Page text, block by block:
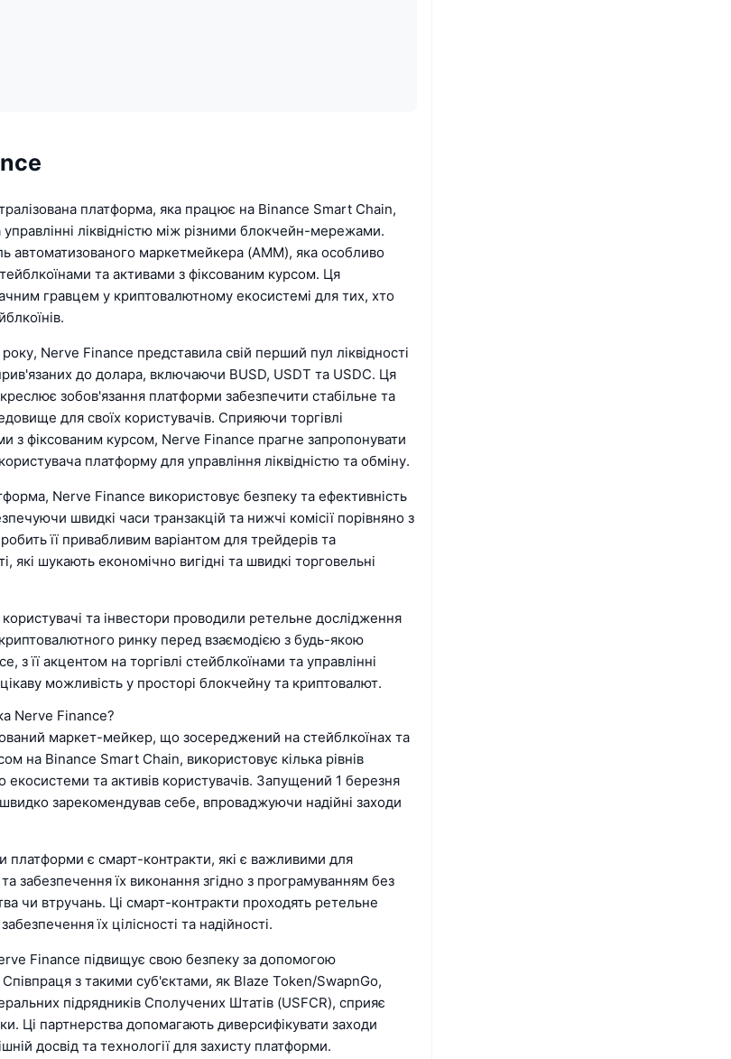
платформа, яка працює на Binance Smart Chain,
ліквідністю між різними блокчейн-мережами.
автоматизованого маркетмейкера (AMM), яка особливо
та активами з фіксованим курсом. Ця
гравцем у криптовалютному екосистемі для тих, хто
Nerve Finance представила свій перший пул ліквідності
до долара, включаючи BUSD, USDT та USDC. Ця
зобов'язання платформи забезпечити стабільне та
для своїх користувачів. Сприяючи торгівлі
з фіксованим курсом, Nerve Finance прагне запропонувати
платформу для управління ліквідністю та обміну.
Nerve Finance використовує безпеку та ефективність
швидкі часи транзакцій та нижчі комісії порівняно з
її привабливим варіантом для трейдерів та
які шукають економічно вигідні та швидкі торговельні
та інвестори проводили ретельне дослідження
ринку перед взаємодією з будь-якою
з її акцентом на торгівлі стейблкоїнами та управлінні
можливість у просторі блокчейну та криптовалют.
Nerve Finance?
маркет-мейкер, що зосереджений на стейблкоїнах та
на Binance Smart Chain, використовує кілька рівнів
екосистеми та активів користувачів. Запущений 1 березня
зарекомендував себе, впроваджуючи надійні заходи
платформи є смарт-контракти, які є важливими для
та забезпечення їх виконання згідно з програмуванням без
чи втручань. Ці смарт-контракти проходять ретельне
їх цілісності та надійності.
Finance підвищує свою безпеку за допомогою
Співпраця з такими суб'єктами, як Blaze Token/SwapnGo,
підрядників Сполучених Штатів (USFCR), сприяє
Ці партнерства допомагають диверсифікувати заходи
досвід та технології для захисту платформи.